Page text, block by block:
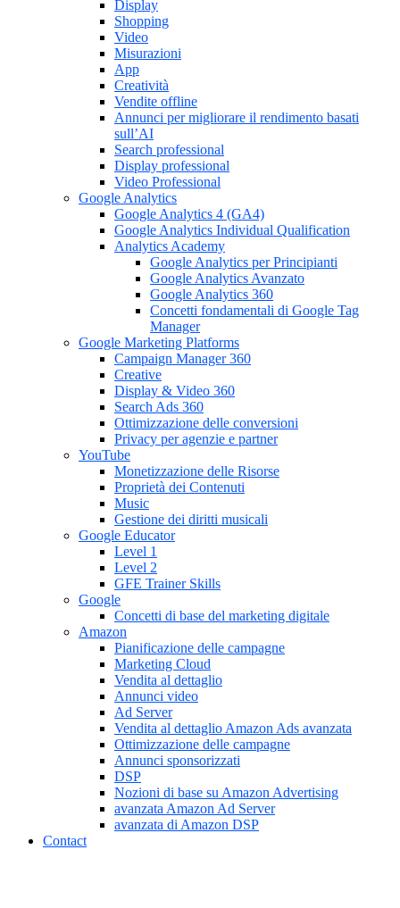
Display
Shopping
Video
Misurazioni
App
Creatività
Vendite offline
Annunci per migliorare il rendimento basati
sull’AI
Search professional
Display professional
Video Professional
Google Analytics
Google Analytics 4 (GA4)
Google Analytics Individual Qualification
Analytics Academy
Google Analytics per Principianti
Google Analytics Avanzato
Google Analytics 360
Concetti fondamentali di Google Tag
Manager
Google Marketing Platforms
Campaign Manager 360
Creative
Display & Video 360
Search Ads 360
Ottimizzazione delle conversioni
Privacy per agenzie e partner
YouTube
Monetizzazione delle Risorse
Proprietà dei Contenuti
Music
Gestione dei diritti musicali
Google Educator
Level 1
Level 2
GFE Trainer Skills
Google
Concetti di base del marketing digitale
Amazon
Pianificazione delle campagne
Marketing Cloud
Vendita al dettaglio
Annunci video
Ad Server
Vendita al dettaglio Amazon Ads avanzata
Ottimizzazione delle campagne
Annunci sponsorizzati
DSP
Nozioni di base su Amazon Advertising
avanzata Amazon Ad Server
avanzata di Amazon DSP
Contact